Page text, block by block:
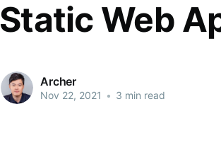
Static Web
Archer
Nov 22, 2021 • 3 min read